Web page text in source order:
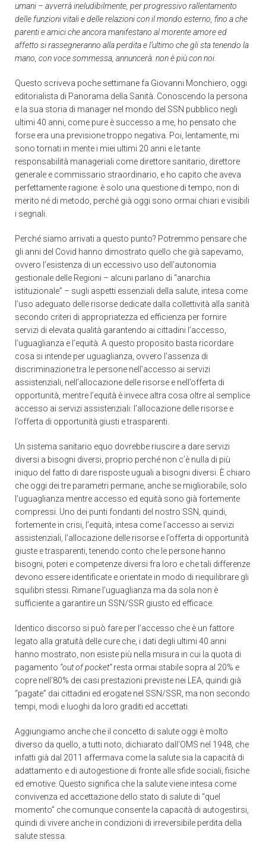
umani – avverrà ineludibilmente, per progressivo rallentamento
delle funzioni vitali e delle relazioni con il mondo esterno, fino a che
parenti e amici che ancora manifestano al morente amore ed
affetto si rassegneranno alla perdita e l’ultimo che gli sta tenendo la
mano, con voce sommessa, annuncerà: non è più con noi.
Questo scriveva poche settimane fa Giovanni Monchiero, oggi
editorialista di Panorama della Sanità. Conoscendo la persona
e la sua storia di manager nel mondo del SSN pubblico negli
ultimi 40 anni, come pure è successo a me, ho pensato che
forse era una previsione troppo negativa. Poi, lentamente, mi
sono tornati in mente i miei ultimi 20 anni e le tante
responsabilità manageriali come direttore sanitario, direttore
generale e commissario straordinario, e ho capito che aveva
perfettamente ragione: è solo una questione di tempo, non di
merito né di metodo, perché già oggi sono ormai chiari e visibili
i segnali.
Perché siamo arrivati a questo punto? Potremmo pensare che
gli anni del Covid hanno dimostrato quello che già sapevamo,
ovvero l’esistenza di un eccessivo uso dell’autonomia
gestionale delle Regioni – alcuni parlano di “anarchia
istituzionale” – sugli aspetti essenziali della salute, intesa come
l’uso adeguato delle risorse dedicate dalla collettività alla sanità
secondo criteri di appropriatezza ed efficienza per fornire
servizi di elevata qualità garantendo ai cittadini l’accesso,
l’uguaglianza e l’equità. A questo proposito basta ricordare
cosa si intende per uguaglianza, ovvero l’assenza di
discriminazione tra le persone nell’accesso ai servizi
assistenziali, nell’allocazione delle risorse e nell’offerta di
opportunità, mentre l’equità è invece altra cosa oltre al semplice
accesso ai servizi assistenziali: l’allocazione delle risorse e
l’offerta di opportunità giusti e trasparenti.
Un sistema sanitario equo dovrebbe riuscire a dare servizi
diversi a bisogni diversi, proprio perché non c’è nulla di più
iniquo del fatto di dare risposte uguali a bisogni diversi. È chiaro
che oggi dei tre parametri permane, anche se migliorabile, solo
l’uguaglianza mentre accesso ed equità sono già fortemente
compressi. Uno dei punti fondanti del nostro SSN, quindi,
fortemente in crisi, l’equità, intesa come l’accesso ai servizi
assistenziali, l’allocazione delle risorse e l’offerta di opportunità
giuste e trasparenti, tenendo conto che le persone hanno
bisogni, poteri e competenze diversi fra loro e che tali differenze
devono essere identificate e orientate in modo di riequilibrare gli
squilibri stessi. Rimane l’uguaglianza ma da sola non è
sufficiente a garantire un SSN/SSR giusto ed efficace.
Identico discorso si può fare per l’accesso che è un fattore
legato alla gratuità delle cure che, i dati degli ultimi 40 anni
hanno mostrato, non esiste più nella misura in cui la quota di
pagamento “out of pocket”resta ormai stabile sopra al 20% e
copre nell’80% dei casi prestazioni previste nei LEA, quindi già
“pagate” dai cittadini ed erogate nel SSN/SSR, ma non secondo
tempi, modi e luoghi da loro graditi ed accettati.
Aggiungiamo anche che il concetto di salute oggi è molto
diverso da quello, a tutti noto, dichiarato dall’OMS nel 1948, che
infatti già dal 2011 affermava come la salute sia la capacità di
adattamento e di autogestione di fronte alle sfide sociali, fisiche
ed emotive. Questo significa che la salute viene intesa come
convivenza ed accettazione dello stato di salute di “quel
momento” che comunque consente la capacità di autogestirsi,
quindi di vivere anche in condizioni di irreversibile perdita della
salute stessa.